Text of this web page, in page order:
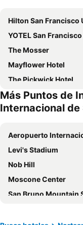
Hilton San Francisco Union
YOTEL San Francisco
The Mosser
Mayflower Hotel
The Pickwick Hotel
King George Hotel
Holiday Inn San Francisco-golden
Grand Hyatt San Francisco
Crowne Plaza San Francisco
San Francisco Airport Marriott
FOUND Hotel, San
Hotel Fusion
Más Puntos de
Internacional de
Aeropuerto Internacional de San
Levi's Stadium
Nob Hill
Moscone Center
San Bruno Mountain State &
Excelsior District